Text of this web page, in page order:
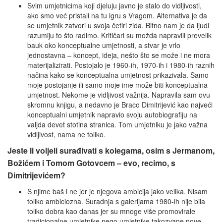
Svim umjetnicima koji djeluju javno je stalo do vidljivosti,
ako smo već pristali na tu igru s Vragom. Alternativa je da
se umjetnik zatvori u svoja četiri zida. Bitno nam je da ljudi
razumiju to što radimo. Kritičari su možda napravili prevelik
bauk oko konceptualne umjetnosti, a stvar je vrlo
jednostavna – koncept, ideja, nešto što se može i ne mora
materijalizirati. Postojalo je 1960-ih, 1970-ih i 1980-ih raznih
načina kako se konceptualna umjetnost prikazivala. Samo
moje postojanje ili samo moje ime može biti konceptualna
umjetnost. Nekome je vidljivost važnija. Napravila sam ovu
skromnu knjigu, a nedavno je Braco Dimitrijević kao najveći
konceptualni umjetnik napravio svoju autobiografiju na
valjda devet stotina stranica. Tom umjetniku je jako važna
vidljivost, nama ne toliko.
Jeste li voljeli surađivati s kolegama, osim s Jermanom,
Božićem i Tomom Gotovcem – evo, recimo, s
Dimitrijevićem?
S njime baš i ne jer je njegova ambicija jako velika. Nisam
toliko ambiciozna. Suradnja s galerijama 1980-ih nije bila
toliko dobra kao danas jer su mnoge više promovirale